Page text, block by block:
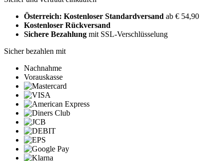
Österreich: Kostenloser Standardversand ab € 54,90
Kostenloser Rückversand
Sichere Bezahlung mit SSL-Verschlüsselung
Sicher bezahlen mit
Nachnahme
Vorauskasse